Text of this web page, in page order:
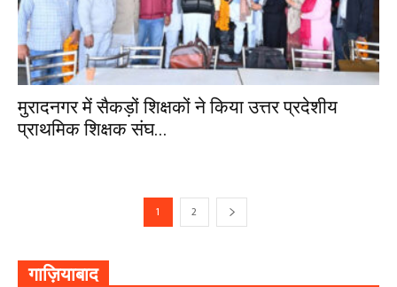
मुरादनगर में सैकड़ों शिक्षकों ने किया उत्तर प्रदेशीय
प्राथमिक शिक्षक संघ...
1 2
गाज़ियाबाद